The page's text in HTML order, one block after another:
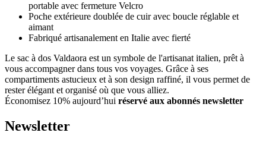
portable avec fermeture Velcro
Poche extérieure doublée de cuir avec boucle réglable et
aimant
Fabriqué artisanalement en Italie avec fierté
Le sac à dos Valdaora est un symbole de l'artisanat italien, prêt à
vous accompagner dans tous vos voyages. Grâce à ses
compartiments astucieux et à son design raffiné, il vous permet de
rester élégant et organisé où que vous alliez.
Économisez 10% aujourd’hui réservé aux abonnés newsletter
Newsletter